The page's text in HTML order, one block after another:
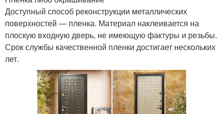
Доступный способ реконструкции металлических
поверхностей — пленка. Материал наклеивается на
плоскую входную дверь, не имеющую фактуры и резьбы.
Срок службы качественной пленки достигает нескольких
лет.